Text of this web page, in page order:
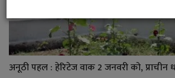
अनूठी पहल : हेरिटेज वाक 2 जनवरी को, प्राचीन